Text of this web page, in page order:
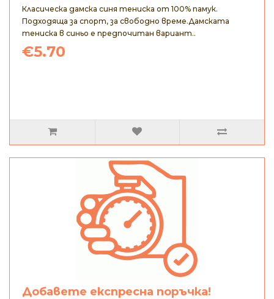
Класическа дамска синя тениска от 100% памук.
Подходяща за спорт, за свободно време.Дамската
тениска в синьо е предпочитан вариант..
€5.70
Добавете експресна поръчка!